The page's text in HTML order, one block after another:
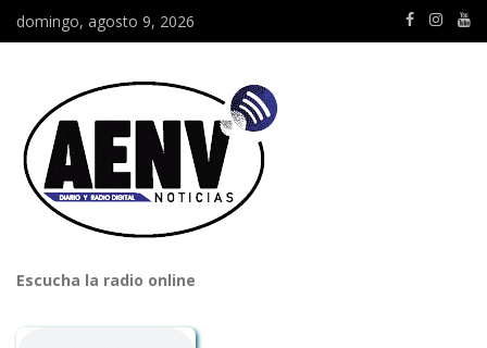
domingo, agosto 9, 2026
Escucha la radio online